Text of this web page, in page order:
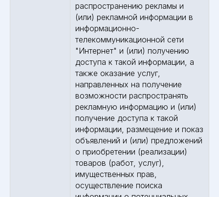
распространению рекламы и
(или) рекламной информации в
информационно-
телекоммуникационной сети
"Интернет" и (или) получению
доступа к такой информации, а
также оказание услуг,
направленных на получение
возможности распространять
рекламную информацию и (или)
получение доступа к такой
информации, размещение и показ
объявлений и (или) предложений
о приобретении (реализации)
товаров (работ, услуг),
имущественных прав,
осуществление поиска